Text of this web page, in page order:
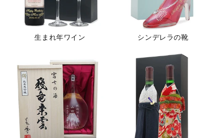
生まれ年ワイン シンデレラの靴